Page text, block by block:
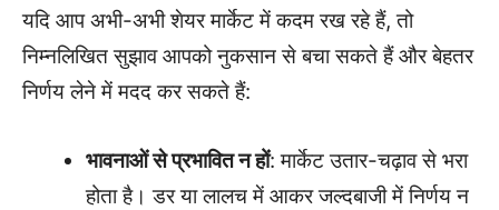
यदि आप अभी-अभी शेयर मार्केट में कदम रख रहे हैं, तो
निम्नलिखित सुझाव आपको नुकसान से बचा सकते हैं और बेहतर
निर्णय लेने में मदद कर सकते हैं:
भावनाओं से प्रभावित न हों: मार्केट उतार-चढ़ाव से भरा
होता है। डर या लालच में आकर जल्दबाजी में निर्णय न